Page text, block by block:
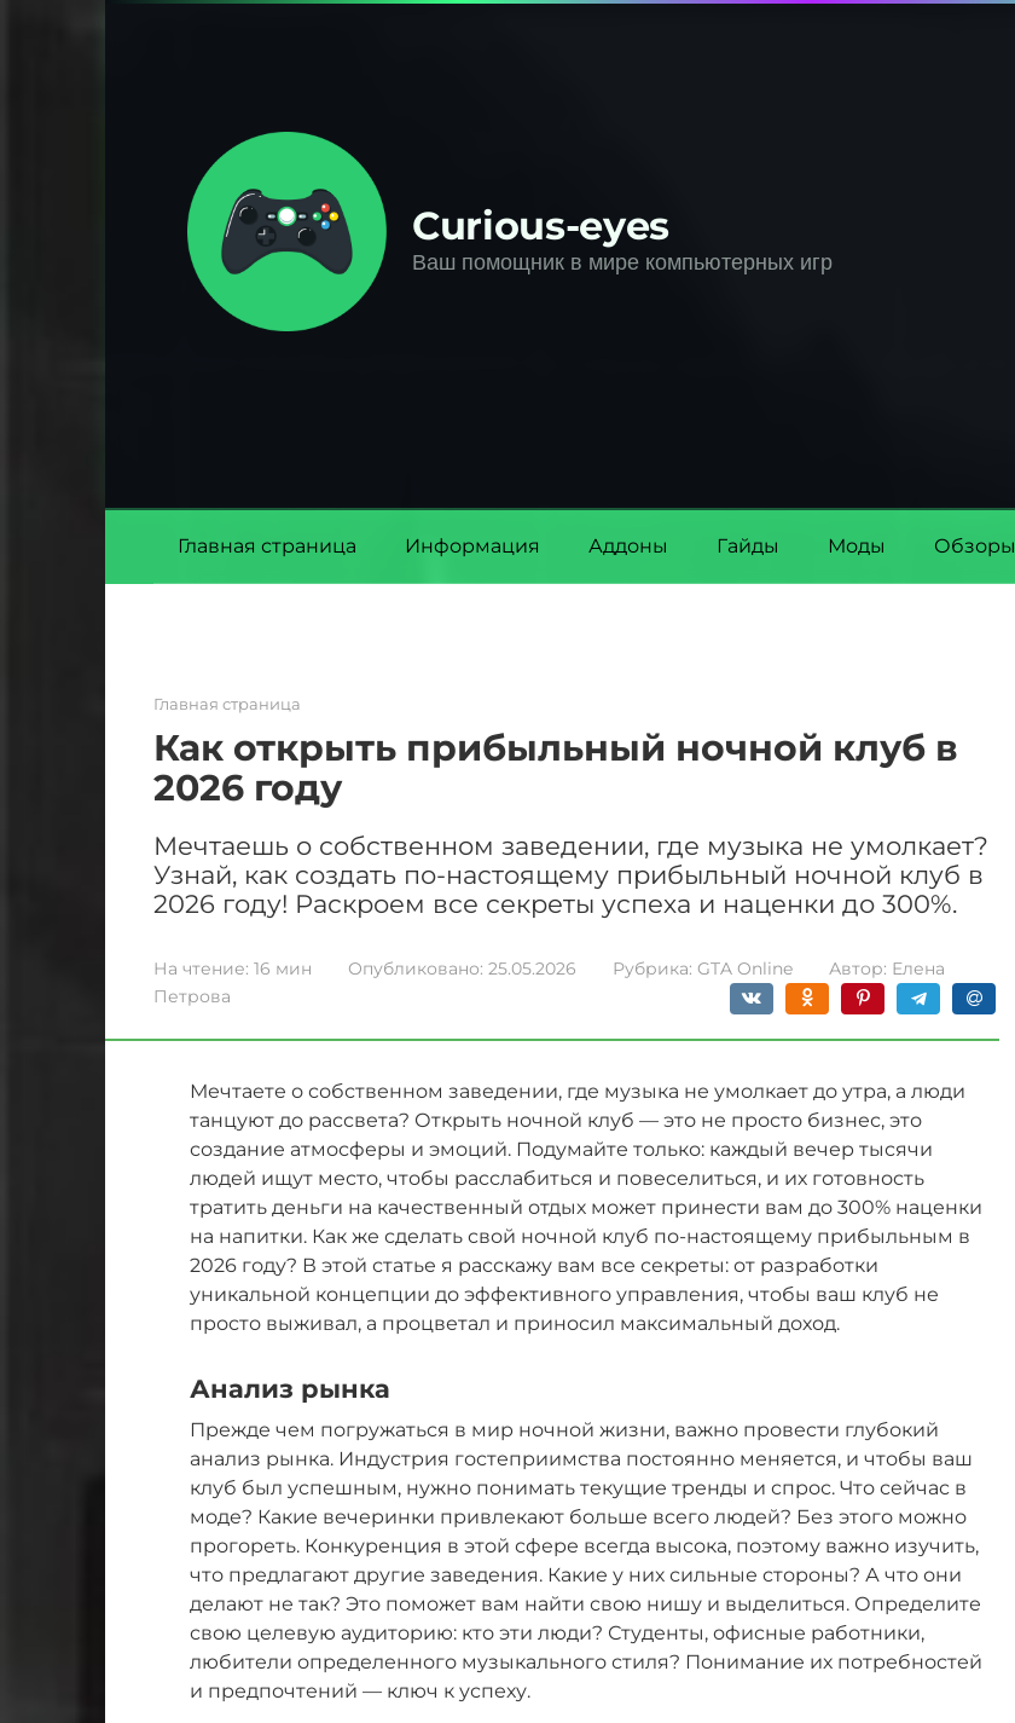
Curious-eyes
Ваш помощник в мире компьютерных игр
Главная страница Информация Аддоны Гайды Моды Обзоры
Главная страница
Как открыть прибыльный ночной клуб в
2026 году
Мечтаешь о собственном заведении, где музыка не умолкает?
Узнай, как создать по-настоящему прибыльный ночной клуб в
2026 году! Раскроем все секреты успеха и наценки до 300%.
На чтение: 16 мин Опубликовано: 25.05.2026 Рубрика: GTA Online Автор: Елена
Петрова
Мечтаете о собственном заведении, где музыка не умолкает до утра, а люди
танцуют до рассвета? Открыть ночной клуб — это не просто бизнес, это
создание атмосферы и эмоций. Подумайте только: каждый вечер тысячи
людей ищут место, чтобы расслабиться и повеселиться, и их готовность
тратить деньги на качественный отдых может принести вам до 300% наценки
на напитки. Как же сделать свой ночной клуб по-настоящему прибыльным в
2026 году? В этой статье я расскажу вам все секреты: от разработки
уникальной концепции до эффективного управления, чтобы ваш клуб не
просто выживал, а процветал и приносил максимальный доход.
Анализ рынка
Прежде чем погружаться в мир ночной жизни, важно провести глубокий
анализ рынка. Индустрия гостеприимства постоянно меняется, и чтобы ваш
клуб был успешным, нужно понимать текущие тренды и спрос. Что сейчас в
моде? Какие вечеринки привлекают больше всего людей? Без этого можно
прогореть. Конкуренция в этой сфере всегда высока, поэтому важно изучить,
что предлагают другие заведения. Какие у них сильные стороны? А что они
делают не так? Это поможет вам найти свою нишу и выделиться. Определите
свою целевую аудиторию: кто эти люди? Студенты, офисные работники,
любители определенного музыкального стиля? Понимание их потребностей
и предпочтений — ключ к успеху.